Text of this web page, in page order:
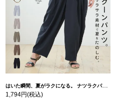
はいた瞬間、夏がラクになる。 ナツラクパンツ バレル コクーン【ウェストゴム】 | 大きいサイズの通販ならハッピーマリリン
1,794円(税込)